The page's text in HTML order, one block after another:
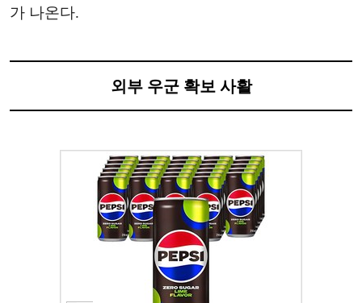
가 나온다.
외부 우군 확보 사활